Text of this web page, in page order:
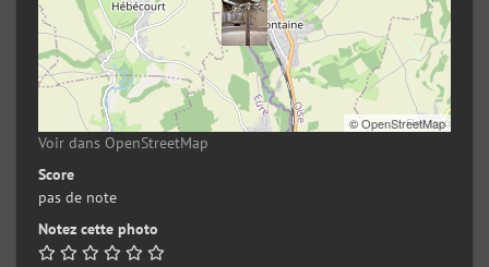
©OpenStreetMap
Voir dans OpenStreetMap
Score
pas de note
Notez cette photo